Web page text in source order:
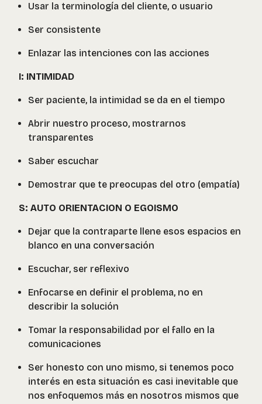
Usar la terminología del cliente, o usuario
Ser consistente
Enlazar las intenciones con las acciones
I: INTIMIDAD
Ser paciente, la intimidad se da en el tiempo
Abrir nuestro proceso, mostrarnos
transparentes
Saber escuchar
Demostrar que te preocupas del otro (empatía)
S: AUTO ORIENTACION O EGOISMO
Dejar que la contraparte llene esos espacios en
blanco en una conversación
Escuchar, ser reflexivo
Enfocarse en definir el problema, no en
describir la solución
Tomar la responsabilidad por el fallo en la
comunicaciones
Ser honesto con uno mismo, si tenemos poco
interés en esta situación es casi inevitable que
nos enfoquemos más en nosotros mismos que